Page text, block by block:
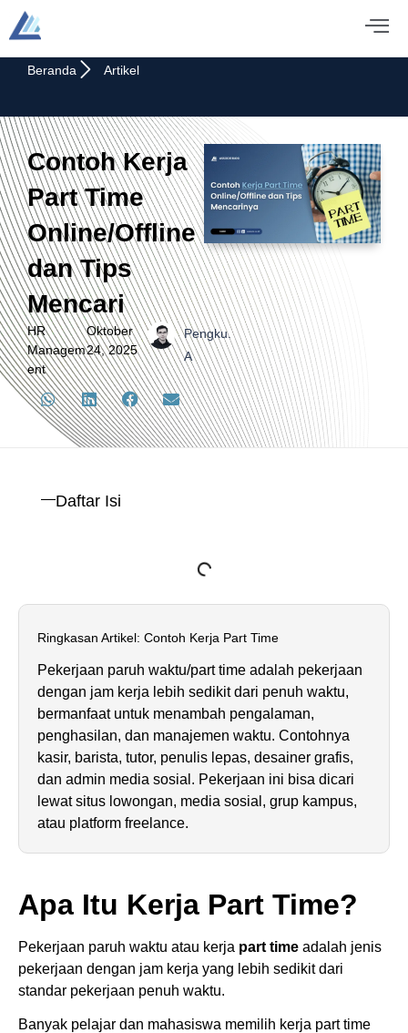
Beranda Artikel
Contoh Kerja
Part Time
Online/Offline
dan Tips
Mencari
HR
Managem
ent
Oktober
24, 2025
Pengku.
A
Daftar Isi
Ringkasan Artikel: Contoh Kerja Part Time
Pekerjaan paruh waktu/part time adalah pekerjaan
dengan jam kerja lebih sedikit dari penuh waktu,
bermanfaat untuk menambah pengalaman,
penghasilan, dan manajemen waktu. Contohnya
kasir, barista, tutor, penulis lepas, desainer grafis,
dan admin media sosial. Pekerjaan ini bisa dicari
lewat situs lowongan, media sosial, grup kampus,
atau platform freelance.
Apa Itu Kerja Part Time?
Pekerjaan paruh waktu atau kerja part time adalah jenis
pekerjaan dengan jam kerja yang lebih sedikit dari
standar pekerjaan penuh waktu.
Banyak pelajar dan mahasiswa memilih kerja part time